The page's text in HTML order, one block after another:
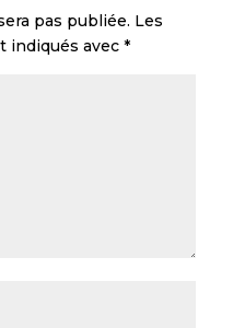
pas publiée. Les
indiqués avec *